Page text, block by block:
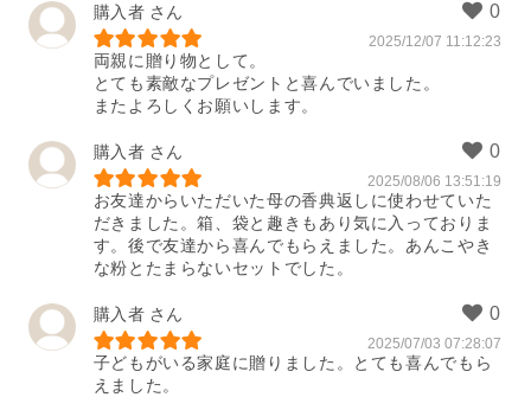
購入者
2025/12/07 11:12:23
両親に贈り物として。
とても素敵なプレゼントと喜んでいました。
またよろしくお願いします。
購入者
2025/08/06 13:51:19
お友達からいただいた母の香典返しに使わせていた
だきました。箱、袋と趣きもあり気に入っておりま
す。後で友達から喜んでもらえました。あんこやき
な粉とたまらないセットでした。
購入者
2025/07/03 07:28:07
子どもがいる家庭に贈りました。とても喜んでもら
えました。